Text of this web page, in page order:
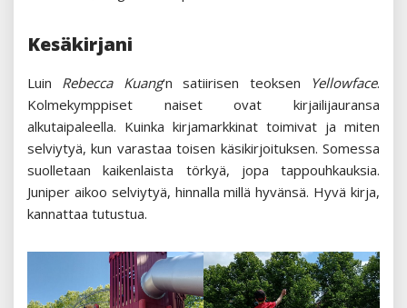
Kesäkirjani
Luin Rebecca Kuang‘n satiirisen teoksen Yellowface.
Kolmekymppiset naiset ovat kirjailijauransa
alkutaipaleella. Kuinka kirjamarkkinat toimivat ja miten
selviytyä, kun varastaa toisen käsikirjoituksen. Somessa
suolletaan kaikenlaista törkyä, jopa tappouhkauksia.
Juniper aikoo selviytyä, hinnalla millä hyvänsä. Hyvä kirja,
kannattaa tutustua.